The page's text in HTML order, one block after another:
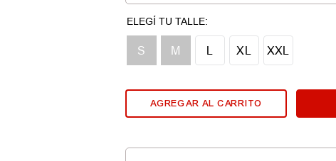
S L
M XL XXL
AGREGAR AL CARRITO